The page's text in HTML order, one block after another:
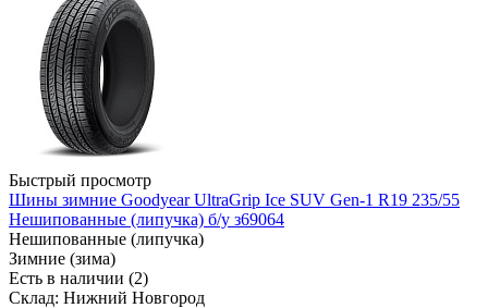
Быстрый просмотр
Шины зимние Goodyear UltraGrip Ice SUV Gen-1 R19 235/55
Нешипованные (липучка) б/у з69064
Нешипованные (липучка)
Зимние (зима)
Есть в наличии (2)
Склад: Нижний Новгород